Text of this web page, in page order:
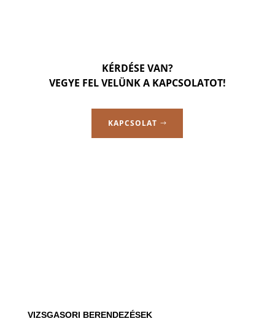
KÉRDÉSE VAN?
VEGYE FEL VELÜNK A KAPCSOLATOT!
KAPCSOLAT
VIZSGASORI BERENDEZÉSEK